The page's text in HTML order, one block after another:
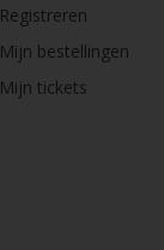
Registreren
Mijn bestellingen
Mijn tickets